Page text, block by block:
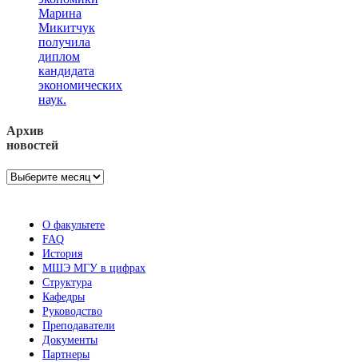
Марина
Микитчук
получила
диплом
кандидата
экономических
наук.
Архив
новостей
Архив
О факультете
FAQ
История
МШЭ МГУ в цифрах
Структура
Кафедры
Руководство
Преподаватели
Документы
Партнеры